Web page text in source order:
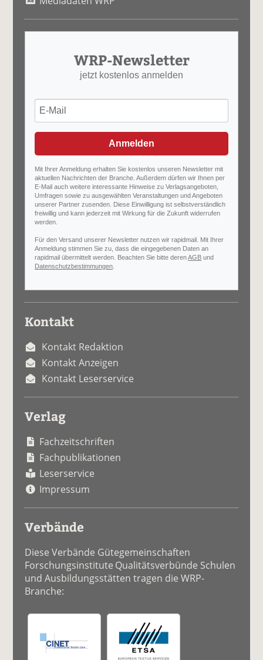
WRP-Newsletter
jetzt kostenlos anmelden
Anmelden
Mit Ihrer Anmeldung erhalten Sie kostenlos unseren Newsletter mit
aktuellen Nachrichten der Branche. Außerdem dürfen wir Ihnen per
E-Mail auch weitere interessante Hinweise zu Verlagsangeboten,
Umfragen sowie zu ausgewählten Veranstaltungen und Angeboten
unserer Partner zusenden. Diese Einwilligung ist selbstverständlich
freiwillig und kann jederzeit mit Wirkung für die Zukunft widerrufen
werden.
Für den Versand unserer Newsletter nutzen wir rapidmail. Mit Ihrer
Anmeldung stimmen Sie zu, dass die eingegebenen Daten an
rapidmail übermittelt werden. Beachten Sie bitte derenAGB und
Datenschutzbestimmungen
Kontakt
Kontakt Redaktion
Kontakt Anzeigen
Kontakt Leserservice
Verlag
Fachzeitschriften
Fachpublikationen
Leserservice
Impressum
Verbände
Diese Verbände Gütegemeinschaften
Forschungsinstitute Qualitätsverbünde Schulen
und Ausbildungsstätten tragen die WRP-
Branche: